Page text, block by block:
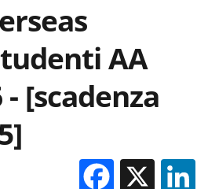
AA
[scadenza
X